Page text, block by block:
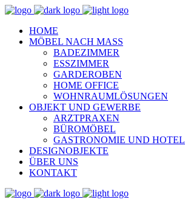
HOME
MÖBEL NACH MASS
BADEZIMMER
ESSZIMMER
GARDEROBEN
HOME OFFICE
WOHNRAUMLÖSUNGEN
OBJEKT UND GEWERBE
ARZTPRAXEN
BÜROMÖBEL
GASTRONOMIE UND HOTEL
DESIGNOBJEKTE
ÜBER UNS
KONTAKT